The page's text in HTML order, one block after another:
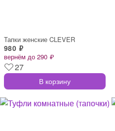
Тапки женские CLEVER
980 ₽
вернём до 290 ₽
27
В корзину